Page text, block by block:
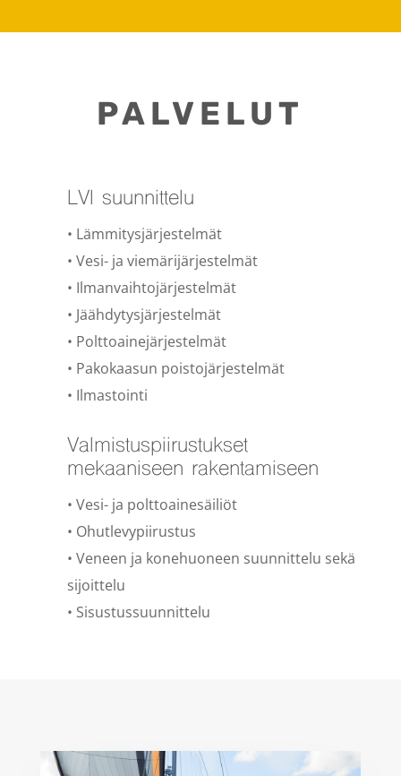
PALVELUT
LVI suunnittelu
• Läm­mi­ty­sjär­jes­tel­mät
• Vesi- ja vie­mä­rijär­jes­tel­mät
• Ilman­vaihto­jär­jes­tel­mät
• Jääh­dy­ty­sjär­jes­tel­mät
• Polt­to­ai­ne­jär­jes­tel­mät
• Pako­kaa­sun poisto­jär­jes­tel­mät
• Ilmastointi
Valmistuspiirustukset
mekaaniseen rakentamiseen
• Vesi- ja polt­to­ai­ne­sä­i­li­öt
• Ohut­le­vypi­i­rustus
• Veneen ja kone­hu­o­neen suun­nit­telu sekä
sijo­it­telu
• Sisustus­su­un­nit­telu